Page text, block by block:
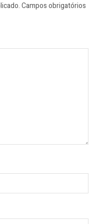
Campos obrigatórios